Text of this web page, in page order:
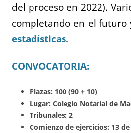
del proceso en 2022).
completando en el futuro
estadísticas.
CONVOCATORIA:
Plazas: 100 (90 + 10)
Lugar: Colegio Notarial de
Tribunales: 2
Comienzo de ejercicios: 13